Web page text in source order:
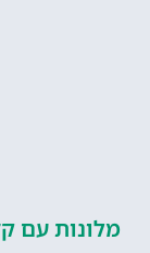
עם קזינו